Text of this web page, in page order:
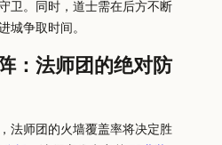
卫。同时，道士需在后方不断
城争取时间。
：法师团的绝对防
法师团的火墙覆盖率将决定胜